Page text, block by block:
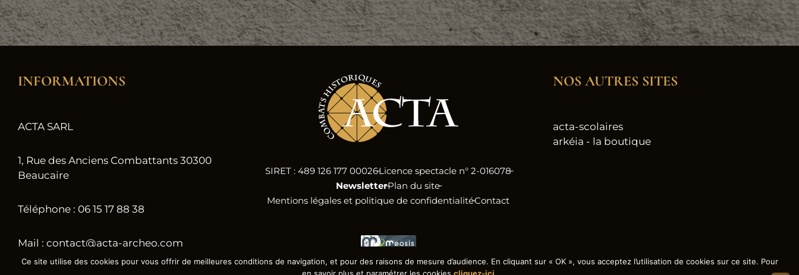
INFORMATIONS
ACTA SARL
1, Rue des Anciens Combattants 30300
Beaucaire
Téléphone : 06 15 17 88 38
Mail : contact@acta-archeo.com
SIRET : 489 126 177 00026Licence spectacle n° 2-016078
NewsletterPlan du site
Mentions légales et politique de confidentialitéContact
NOS AUTRES SITES
acta-scolaires
arkéia - la boutique
Ce site utilise des cookies pour vous offrir de meilleures conditions de navigation, et pour des raisons de mesure d’audience. En cliquant sur « OK », vous acceptez l’utilisation de cookies sur ce site. Pour